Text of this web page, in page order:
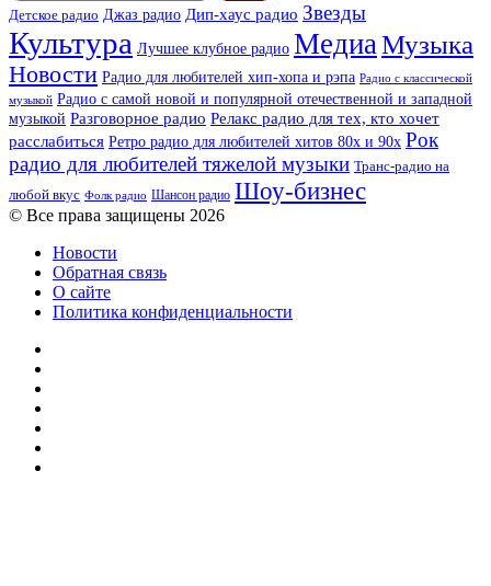
Детское радио Джаз радио Дип-хаус радио Звезды
Культура Лучшее клубное радио МедиаМузыка
Новости Радио для любителей хип-хопа и рэпа Радио с классической
музыкой Радио с самой новой и популярной отечественной и западной
музыкой Разговорное радио Релакс радио для тех, кто хочет
расслабиться Ретро радио для любителей хитов 80х и 90х Рок
радио для любителей тяжелой музыки Транс-радио на
любой вкус Фолк радио Шансон радио Шоу-бизнес
© Все права защищены 2026
Новости
Обратная связь
О сайте
Политика конфиденциальности